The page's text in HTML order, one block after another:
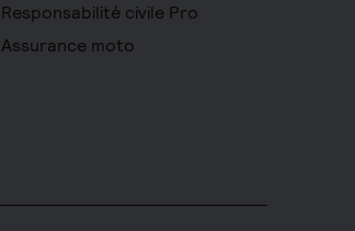
Responsabilité civile Pro
Assurance moto